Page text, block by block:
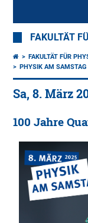
FAKULTÄT
FAKULTÄT FÜR
PHYSIK AM SAMSTAG
Sa, 8. März
100 Jahre